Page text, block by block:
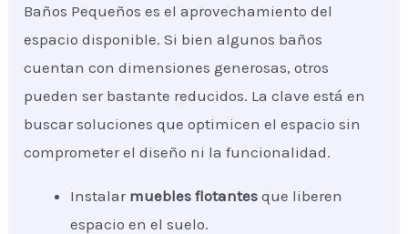
Baños Pequeños es el aprovechamiento del
espacio disponible. Si bien algunos baños
cuentan con dimensiones generosas, otros
pueden ser bastante reducidos. La clave está en
buscar soluciones que optimicen el espacio sin
comprometer el diseño ni la funcionalidad.
Instalar muebles flotantes que liberen
espacio en el suelo.